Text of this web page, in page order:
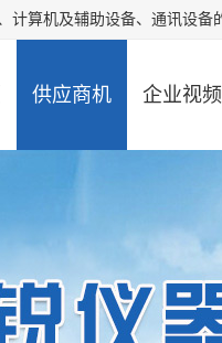
供应商机 企业视频